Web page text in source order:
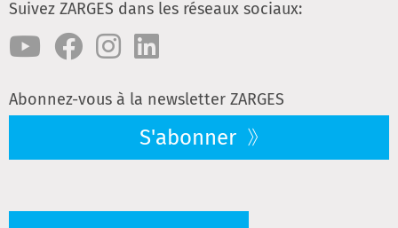
Suivez ZARGES dans les réseaux sociaux:
Abonnez-vous à la newsletter ZARGES
S'abonner